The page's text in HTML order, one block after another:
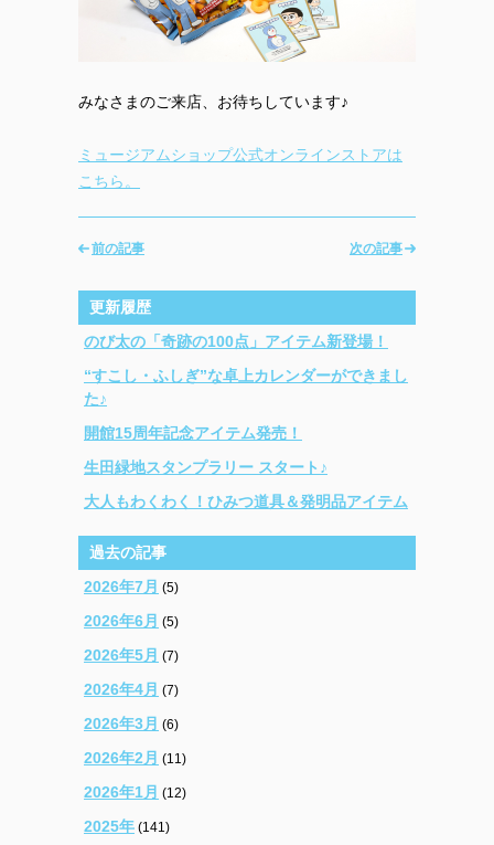
みなさまのご来店、お待ちしています♪
ミュージアムショップ公式オンラインストアは
こちら。
次の記事
前の記事
更新履歴
のび太の「奇跡の100点」アイテム新登場！
“すこし・ふしぎ”な卓上カレンダーができまし
た♪
開館15周年記念アイテム発売！
生田緑地スタンプラリー スタート♪
大人もわくわく！ひみつ道具＆発明品アイテム
過去の記事
2026年7月 (5)
2026年6月 (5)
2026年5月 (7)
2026年4月 (7)
2026年3月 (6)
2026年2月 (11)
2026年1月 (12)
2025年 (141)